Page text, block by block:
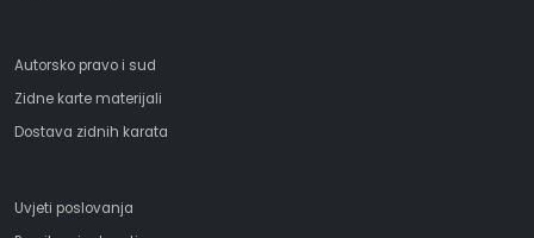
Autorsko pravo i sud
Zidne karte materijali
Dostava zidnih karata
Uvjeti poslovanja